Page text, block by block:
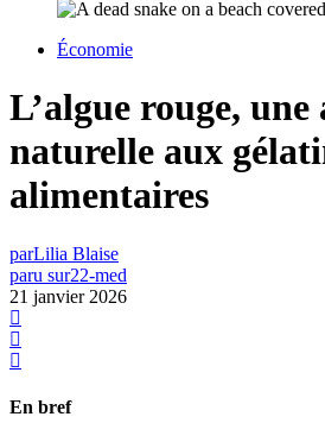
Économie
L’algue rouge,
naturelle aux
alimentaires
parLilia Blaise
paru sur22-med
21 janvier 2026
En bref